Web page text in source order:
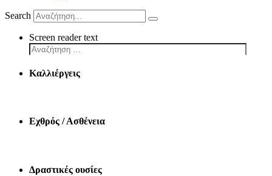
Search
Screen reader text
Καλλιέργεις
Εχθρός / Ασθένεια
Δραστικές ουσίες